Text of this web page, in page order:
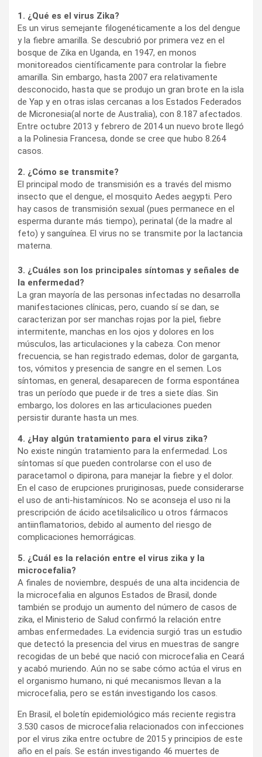
1. ¿Qué es el virus Zika?
Es un virus semejante filogenéticamente a los del dengue
y la fiebre amarilla. Se descubrió por primera vez en el
bosque de Zika en Uganda, en 1947, en monos
monitoreados científicamente para controlar la fiebre
amarilla. Sin embargo, hasta 2007 era relativamente
desconocido, hasta que se produjo un gran brote en la isla
de Yap y en otras islas cercanas a los Estados Federados
de Micronesia(al norte de Australia), con 8.187 afectados.
Entre octubre 2013 y febrero de 2014 un nuevo brote llegó
a la Polinesia Francesa, donde se cree que hubo 8.264
casos.
2. ¿Cómo se transmite?
El principal modo de transmisión es a través del mismo
insecto que el dengue, el mosquito Aedes aegypti. Pero
hay casos de transmisión sexual (pues permanece en el
esperma durante más tiempo), perinatal (de la madre al
feto) y sanguínea. El virus no se transmite por la lactancia
materna.
3. ¿Cuáles son los principales síntomas y señales de
la enfermedad?
La gran mayoría de las personas infectadas no desarrolla
manifestaciones clínicas, pero, cuando sí se dan, se
caracterizan por ser manchas rojas por la piel, fiebre
intermitente, manchas en los ojos y dolores en los
músculos, las articulaciones y la cabeza. Con menor
frecuencia, se han registrado edemas, dolor de garganta,
tos, vómitos y presencia de sangre en el semen. Los
síntomas, en general, desaparecen de forma espontánea
tras un período que puede ir de tres a siete días. Sin
embargo, los dolores en las articulaciones pueden
persistir durante hasta un mes.
4. ¿Hay algún tratamiento para el virus zika?
No existe ningún tratamiento para la enfermedad. Los
síntomas sí que pueden controlarse con el uso de
paracetamol o dipirona, para manejar la fiebre y el dolor.
En el caso de erupciones pruriginosas, puede considerarse
el uso de anti-histamínicos. No se aconseja el uso ni la
prescripción de ácido acetilsalicílico u otros fármacos
antiinflamatorios, debido al aumento del riesgo de
complicaciones hemorrágicas.
5. ¿Cuál es la relación entre el virus zika y la
microcefalia?
A finales de noviembre, después de una alta incidencia de
la microcefalia en algunos Estados de Brasil, donde
también se produjo un aumento del número de casos de
zika, el Ministerio de Salud confirmó la relación entre
ambas enfermedades. La evidencia surgió tras un estudio
que detectó la presencia del virus en muestras de sangre
recogidas de un bebé que nació con microcefalia en Ceará
y acabó muriendo. Aún no se sabe cómo actúa el virus en
el organismo humano, ni qué mecanismos llevan a la
microcefalia, pero se están investigando los casos.
En Brasil, el boletín epidemiológico más reciente registra
3.530 casos de microcefalia relacionados con infecciones
por el virus zika entre octubre de 2015 y principios de este
año en el país. Se están investigando 46 muertes de